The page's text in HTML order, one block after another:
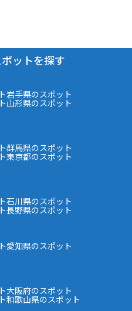
ットを探す
岩手県のスポット
山形県のスポット
群馬県のスポット
東京都のスポット
石川県のスポット
長野県のスポット
愛知県のスポット
大阪府のスポット
和歌山県のスポット